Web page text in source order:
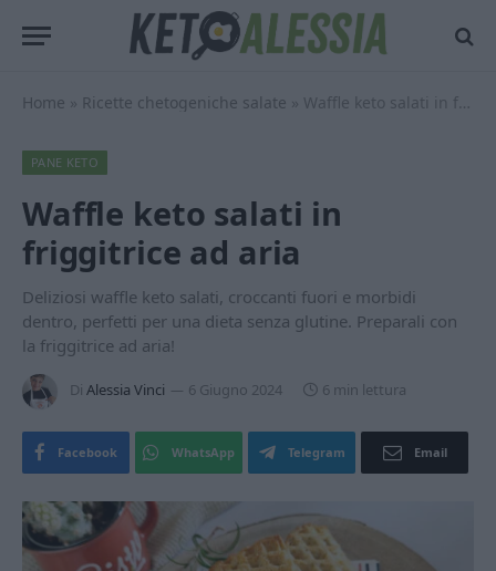
Home » Ricette chetogeniche salate » Waffle keto salati in friggitrice ad aria
PANE KETO
Waffle keto salati in
friggitrice ad aria
Deliziosi waffle keto salati, croccanti fuori e morbidi
dentro, perfetti per una dieta senza glutine. Preparali con
la friggitrice ad aria!
Di Alessia Vinci 6 Giugno 2024 6 min lettura
Facebook WhatsApp Telegram Email